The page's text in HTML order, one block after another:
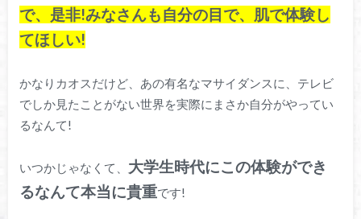
で、是非!みなさんも自分の目で、肌で体験し
てほしい!
かなりカオスだけど、あの有名なマサイダンスに、テレビ
でしか見たことがない世界を実際にまさか自分がやってい
るなんて!
いつかじゃなくて、 大学生時代にこの体験ができ
るなんて本当に貴重です!